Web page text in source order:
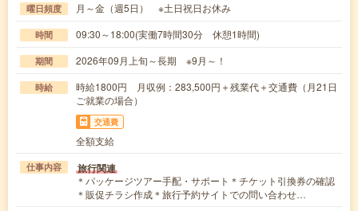
曜日頻度 月～金（週5日） ※土日祝日お休み
時間 09:30～18:00(実働7時間30分 休憩1時間)
期間 2026年09月上旬～長期 ※9月～！
時給
時給1800円 月収例：283,500円＋残業代＋交通費（月21日
ご就業の場合）
交通費
全額支給
仕事内容 旅行関連
＊パッケージツアー手配・サポート＊チケット引換券の確認
＊販促チラシ作成＊旅行予約サイトでの問い合わせ…